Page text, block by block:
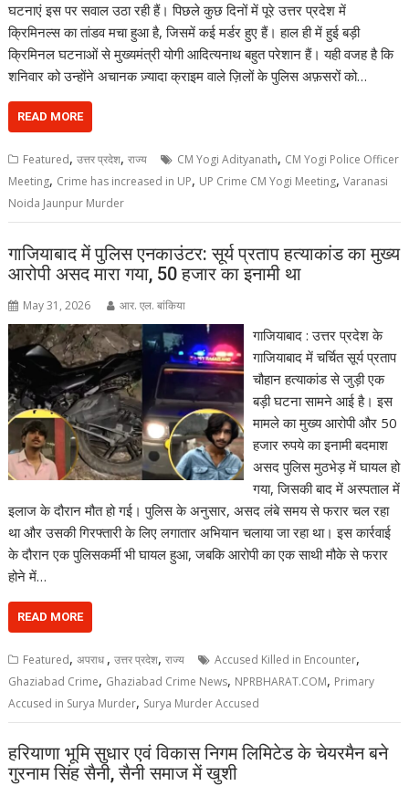
घटनाएं इस पर सवाल उठा रही हैं। पिछले कुछ दिनों में पूरे उत्तर प्रदेश में
क्रिमिनल्स का तांडव मचा हुआ है, जिसमें कई मर्डर हुए हैं। हाल ही में हुई बड़ी
क्रिमिनल घटनाओं से मुख्यमंत्री योगी आदित्यनाथ बहुत परेशान हैं। यही वजह है कि
शनिवार को उन्होंने अचानक ज़्यादा क्राइम वाले ज़िलों के पुलिस अफ़सरों को…
READ MORE
Featured,उत्तर प्रदेश,राज्य CM Yogi Adityanath, CM Yogi Police Officer
Meeting, Crime has increased in UP, UP Crime CM Yogi Meeting,Varanasi
Noida Jaunpur Murder
गाजियाबाद में पुलिस एनकाउंटर: सूर्य प्रताप हत्याकांड का मुख्य
आरोपी असद मारा गया, 50 हजार का इनामी था
May 31, 2026 आर. एल. बांकिया
गाजियाबाद : उत्तर प्रदेश के
गाजियाबाद में चर्चित सूर्य प्रताप
चौहान हत्याकांड से जुड़ी एक
बड़ी घटना सामने आई है। इस
मामले का मुख्य आरोपी और 50
हजार रुपये का इनामी बदमाश
असद पुलिस मुठभेड़ में घायल हो
गया, जिसकी बाद में अस्पताल में
इलाज के दौरान मौत हो गई। पुलिस के अनुसार, असद लंबे समय से फरार चल रहा
था और उसकी गिरफ्तारी के लिए लगातार अभियान चलाया जा रहा था। इस कार्रवाई
के दौरान एक पुलिसकर्मी भी घायल हुआ, जबकि आरोपी का एक साथी मौके से फरार
होने में…
READ MORE
Featured,अपराध ,उत्तर प्रदेश,राज्य Accused Killed in Encounter,
Ghaziabad Crime, Ghaziabad Crime News, NPRBHARAT.COM, Primary
Accused in Surya Murder, Surya Murder Accused
हरियाणा भूमि सुधार एवं विकास निगम लिमिटेड के चेयरमैन बने
गुरनाम सिंह सैनी, सैनी समाज में खुशी